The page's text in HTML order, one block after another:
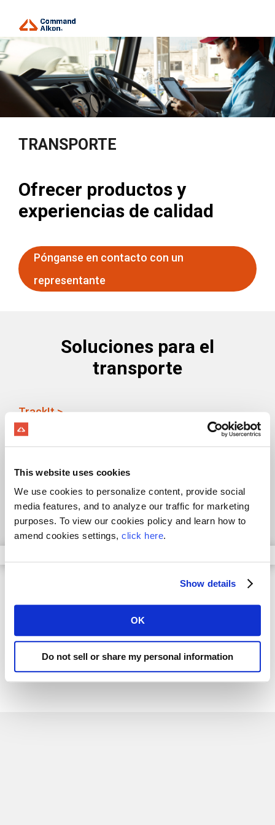
This website uses cookies
We use cookies to personalize content, provide social
media features, and to analyze our traffic for marketing
purposes. To view our cookies policy and learn how to
amend cookies settings, click here.
Show details
OK
Do not sell or share my personal information
TRANSPORTE
Ofrecer productos y
experiencias de calidad
Pónganse en contacto con un
representante
Soluciones para el
transporte
TrackIt >
Controla el desempeño del conductor y de la
estado de entregas
Solicita una demostración